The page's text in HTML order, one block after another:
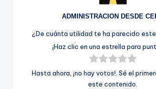
ADMINISTRACION DESDE
¿De cuánta utilidad te ha parecido
¡Haz clic en una estrella para
Hasta ahora, ¡no hay votos!. Sé el
este contenido.